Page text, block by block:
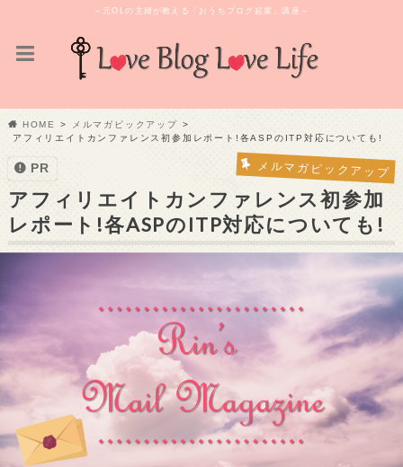
～元OLの主婦が教える「おうちブログ起業」講座～
HOME
メルマガピックアップ
アフィリエイトカンファレンス初参加レポート!各ASPのITP対応についても!
メルマガピックアップ
PR
アフィリエイトカンファレンス初参加
レポート!各ASPのITP対応についても!